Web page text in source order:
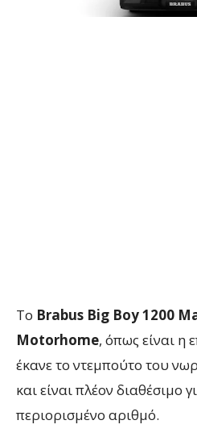
Το Brabus Big Boy1200
Motorhome, όπως είναι η
έκανε το ντεμπούτο του
και είναι πλέον διαθέσιμο
περιορισμένο αριθμό.